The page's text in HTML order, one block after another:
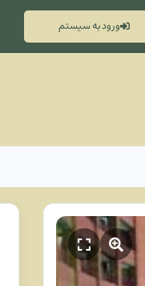
ورود به سیستم